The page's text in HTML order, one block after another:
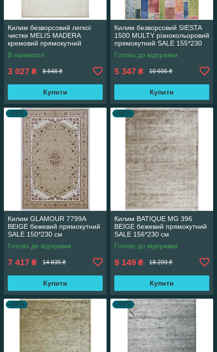
Килим безворсовий легкої
чистки MELIS MADERA
кремовий прямокутний
160*230 см
В наявності
3 027 ₴ 8 648 ₴
Купити
Килим безворсовий SIESTA
1500 MULTY різнокольоровий
прямокутний SALE 155*230
см
Готово до відправки
5 347 ₴ 10 695 ₴
Купити
–50%
Килим GLAMOUR 7799A
BEIGE бежевий прямокутний
SALE 150*230 см
Готово до відправки
7 417 ₴ 14 835 ₴
Купити
–50%
Килим BATIQUE MG 396
BEIGE бежевий прямокутний
SALE 156*230 см
Готово до відправки
9 149 ₴ 18 299 ₴
Купити
–50% –50%